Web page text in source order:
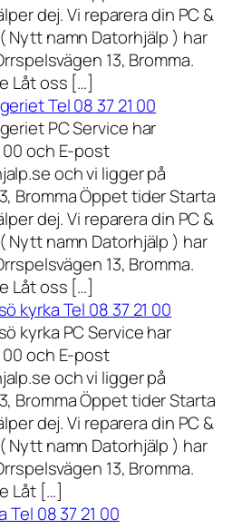
dej. Vi reparera din PC &
Nytt namn Datorhjälp ) har
13, Bromma.
Låt oss […]
Tel 08 37 21 00
PC Service har
00 och E-post
och vi ligger på
Bromma Öppet tider Starta
dej. Vi reparera din PC &
Nytt namn Datorhjälp ) har
13, Bromma.
Låt oss […]
kyrka Tel 08 37 21 00
kyrka PC Service har
00 och E-post
och vi ligger på
Bromma Öppet tider Starta
dej. Vi reparera din PC &
Nytt namn Datorhjälp ) har
13, Bromma.
Låt […]
Tel 08 37 21 00